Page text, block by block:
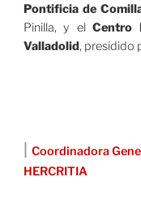
Pontificia de
Pinilla, y elCentro
Valladolid, presidido
Coordinadora
HERCRITIA